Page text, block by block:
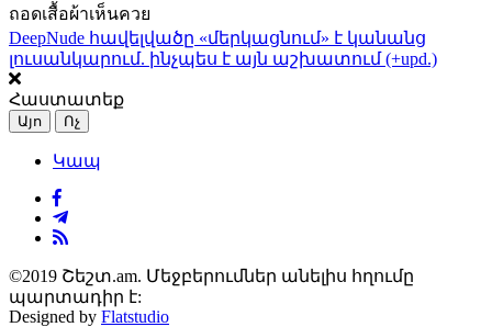
ถอดเสื้อผ้าเห็นควย
DeepNude հավելվածը «մերկացնում» է կանանց
լուսանկարում. ինչպես է այն աշխատում (+upd.)
Հաստատեք
Այո Ոչ
Կապ
©2019 Շեշտ.am. Մեջբերումներ անելիս հղումը
պարտադիր է:
Designed by Flatstudio